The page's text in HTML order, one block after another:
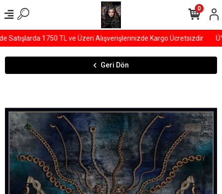
1750 TL ve Üzeri Alışverişlerinizde Kargo Ücretsizdir
0
Geri Dön